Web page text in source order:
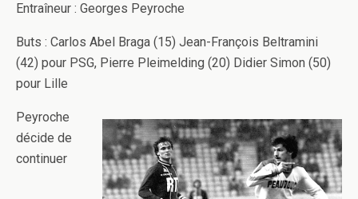
Entraîneur : Georges Peyroche
Buts : Carlos Abel Braga (15) Jean-François Beltramini
(42) pour PSG, Pierre Pleimelding (20) Didier Simon (50)
pour Lille
Peyroche
décide de
continuer